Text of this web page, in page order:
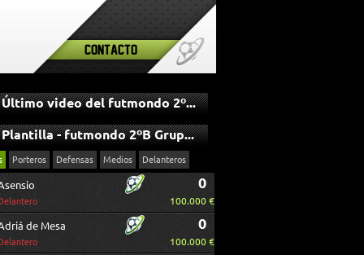
Contacto
Último video del futmondo 2ºB Grupo I
Plantilla - futmondo 2ºB Grupo I
Porteros Defensas Medios Delanteros
0
100.000 €
de Mesa 0
100.000 €